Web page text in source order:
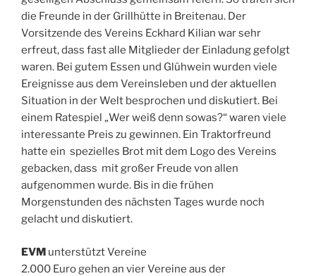
die Freunde in der Grillhütte in Breitenau. Der
Vorsitzende des Vereins Eckhard Kilian war sehr
erfreut, dass fast alle Mitglieder der Einladung gefolgt
waren. Bei gutem Essen und Glühwein wurden viele
Ereignisse aus dem Vereinsleben und der aktuellen
Situation in der Welt besprochen und diskutiert. Bei
einem Ratespiel „Wer weiß denn sowas?“ waren viele
interessante Preis zu gewinnen. Ein Traktorfreund
hatte ein spezielles Brot mit dem Logo des Vereins
gebacken, dass mit großer Freude von allen
aufgenommen wurde. Bis in die frühen
Morgenstunden des nächsten Tages wurde noch
gelacht und diskutiert.
EVM unterstützt Vereine
2.000 Euro gehen an vier Vereine aus der